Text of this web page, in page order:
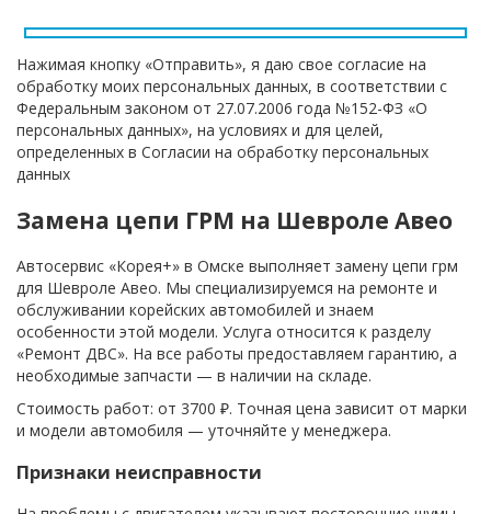
Нажимая кнопку «Отправить», я даю свое согласие на
обработку моих персональных данных, в соответствии с
Федеральным законом от 27.07.2006 года №152-ФЗ «О
персональных данных», на условиях и для целей,
определенных в Согласии на обработку персональных
данных
Замена цепи ГРМ на Шевроле Авео
Автосервис «Корея+» в Омске выполняет замену цепи грм
для Шевроле Авео. Мы специализируемся на ремонте и
обслуживании корейских автомобилей и знаем
особенности этой модели. Услуга относится к разделу
«Ремонт ДВС». На все работы предоставляем гарантию, а
необходимые запчасти — в наличии на складе.
Стоимость работ: от 3700 ₽. Точная цена зависит от марки
и модели автомобиля — уточняйте у менеджера.
Признаки неисправности